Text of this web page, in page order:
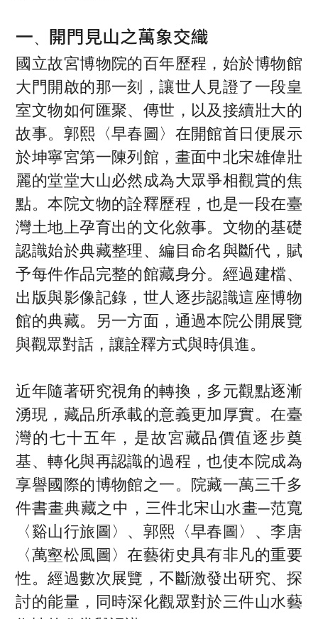
一、 開門見山之萬象交織
國立故宮博物院的百年歷程，始於博物館
大門開啟的那一刻，讓世人見證了一段皇
室文物如何匯聚、傳世，以及接續壯大的
故事。郭熙〈早春圖〉在開館首日便展示
於坤寧宮第一陳列館，畫面中北宋雄偉壯
麗的堂堂大山必然成為大眾爭相觀賞的焦
點。本院文物的詮釋歷程，也是一段在臺
灣土地上孕育出的文化敘事。文物的基礎
認識始於典藏整理、編目命名與斷代，賦
予每件作品完整的館藏身分。經過建檔、
出版與影像記錄，世人逐步認識這座博物
館的典藏。另一方面，通過本院公開展覽
與觀眾對話，讓詮釋方式與時俱進。
近年隨著研究視角的轉換，多元觀點逐漸
湧現，藏品所承載的意義更加厚實。在臺
灣的七十五年，是故宮藏品價值逐步奠
基、轉化與再認識的過程，也使本院成為
享譽國際的博物館之一。院藏一萬三千多
件書畫典藏之中，三件北宋山水畫─范寬
〈谿山行旅圖〉、郭熙〈早春圖〉、李唐
〈萬壑松風圖〉在藝術史具有非凡的重要
性。經過數次展覽，不斷激發出研究、探
討的能量，同時深化觀眾對於三件山水藝